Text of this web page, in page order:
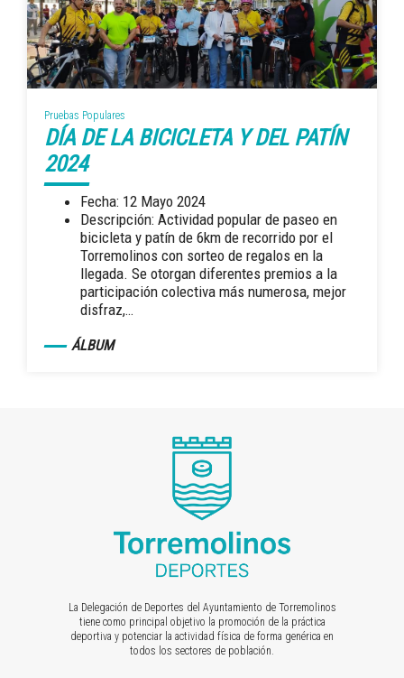
Pruebas Populares
DÍA DE LA BICICLETA Y DEL PATÍN
2024
Fecha: 12 Mayo 2024
Descripción: Actividad popular de paseo en
bicicleta y patín de 6km de recorrido por el
Torremolinos con sorteo de regalos en la
llegada. Se otorgan diferentes premios a la
participación colectiva más numerosa, mejor
disfraz,…
ÁLBUM
La Delegación de Deportes del Ayuntamiento de Torremolinos
tiene como principal objetivo la promoción de la práctica
deportiva y potenciar la actividad física de forma genérica en
todos los sectores de población.